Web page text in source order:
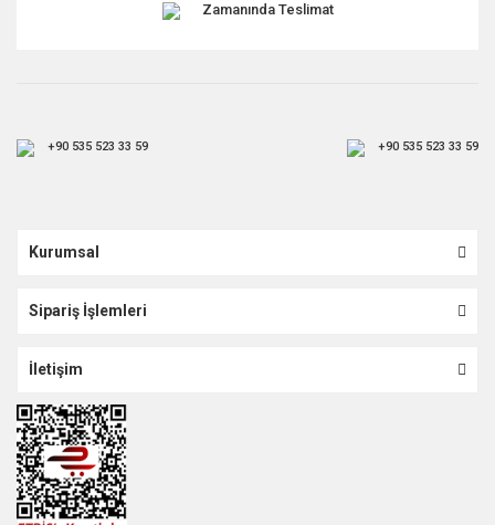
Zamanında Teslimat
+90 535 523 33 59 +90 535 523 33 59
Kurumsal
Sipariş İşlemleri
İletişim